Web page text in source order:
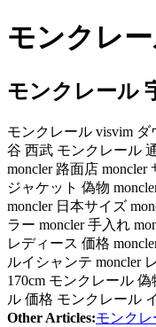
モンクレ
モンクレール
モンクレール visvim
谷 西武 モンクレール
moncler 路面店
ジャケット 偽物
moncler 日本サイズ
ラー moncler 手入れ
レディース 価格
ルイシャンテ moncler
170cm モンクレール
ル 価格 モンクレール
Other Articles:モンク